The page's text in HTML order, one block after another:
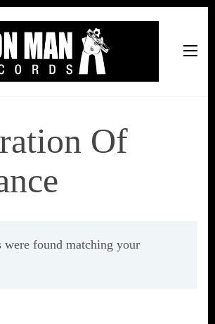
Of
were found matching your